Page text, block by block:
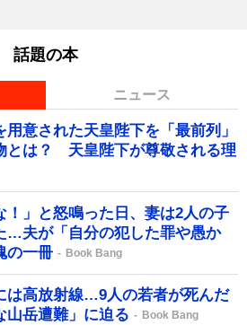
話題の本
ニュース
意された天皇陛下を「最前列」
とは？ 天皇陛下が尊敬される理
！」と怒鳴った日、妻は2人の子
…夫が「自分の犯した罪や愚か
の一冊
Book Bang
は高放射線…9人の若者が死んだ
山岳遭難」に迫る
Book Bang